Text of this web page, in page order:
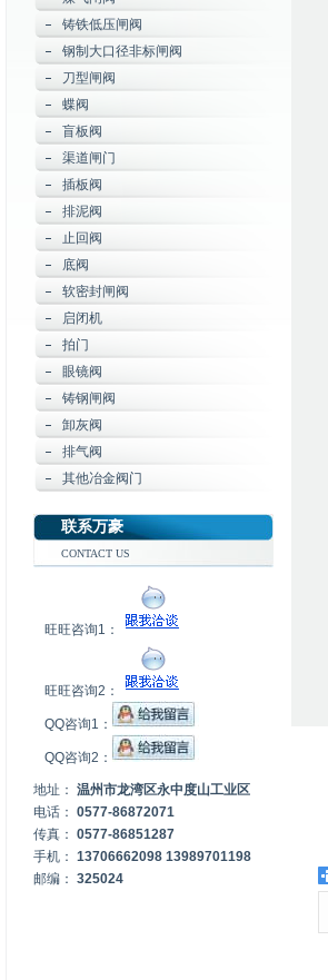
铸铁低压闸阀
钢制大口径非标闸阀
刀型闸阀
蝶阀
盲板阀
渠道闸门
插板阀
排泥阀
止回阀
底阀
软密封闸阀
启闭机
拍门
眼镜阀
铸钢闸阀
卸灰阀
排气阀
其他冶金阀门
联系万豪
CONTACT US
旺旺咨询1：
旺旺咨询2：
QQ咨询1：
QQ咨询2：
地址： 温州市龙湾区永中度山工业区
电话： 0577-86872071
传真： 0577-86851287
手机： 13706662098 13989701198
邮编： 325024